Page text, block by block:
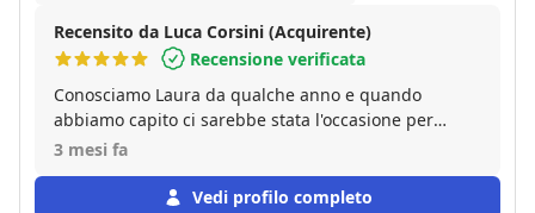
Recensito da Luca Corsini (Acquirente)
Recensione verificata
Conosciamo Laura da qualche anno e quando
abbiamo capito ci sarebbe stata l'occasione per
acquisire un immobile tramite Lei e la sua agenzia,
essere considerata l'agente di famiglia, dato che i
3 mesi fa
Vedi profilo completo